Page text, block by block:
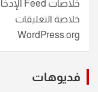
خلاصات Feed الإدخالات
خلاصة التعليقات
WordPress.org
فديوهات